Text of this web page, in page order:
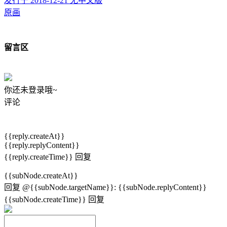
原画
留言区
你还未登录哦~
评论
{{reply.createAt}}
{{reply.replyContent}}
{{reply.createTime}} 回复
{{subNode.createAt}}
回复 @{{subNode.targetName}}: {{subNode.replyContent}}
{{subNode.createTime}} 回复